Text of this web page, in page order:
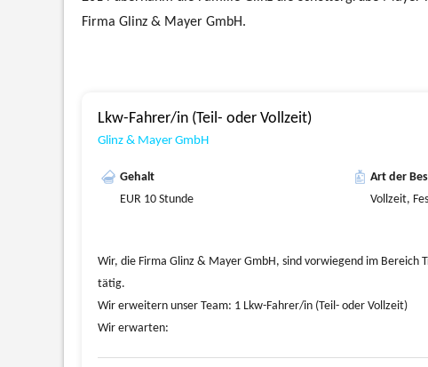
Firma Glinz & Mayer GmbH.
Lkw-Fahrer/in (Teil- oder Vollzeit)
Glinz & Mayer GmbH
Gehalt
EUR 10 Stunde
Art der
Vollzeit,
Wir, die Firma Glinz & Mayer GmbH, sind vorwiegend im Bereich
tätig.
Wir erweitern unser Team: 1 Lkw-Fahrer/in (Teil- oder Vollzeit)
Wir erwarten: